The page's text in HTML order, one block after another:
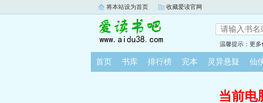
将本站设为首页 收藏爱读官网
温馨提示：更
首页 书库 排行榜 完本 灵异悬疑 仙
当前